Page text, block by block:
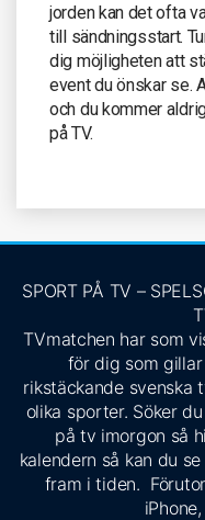
jorden kan det ofta
till sändningsstart.
dig möjligheten att
event du önskar se.
och du kommer
på TV.
SPORT PÅ TV –
TVmatchen har som
för dig som
rikstäckande svenska
olika sporter. Söker
på tv imorgon så
kalendern så kan du
fram i tiden.